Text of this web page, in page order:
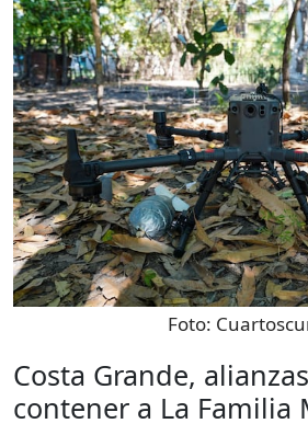
Foto:
Costa Grande,
contener a La Familia